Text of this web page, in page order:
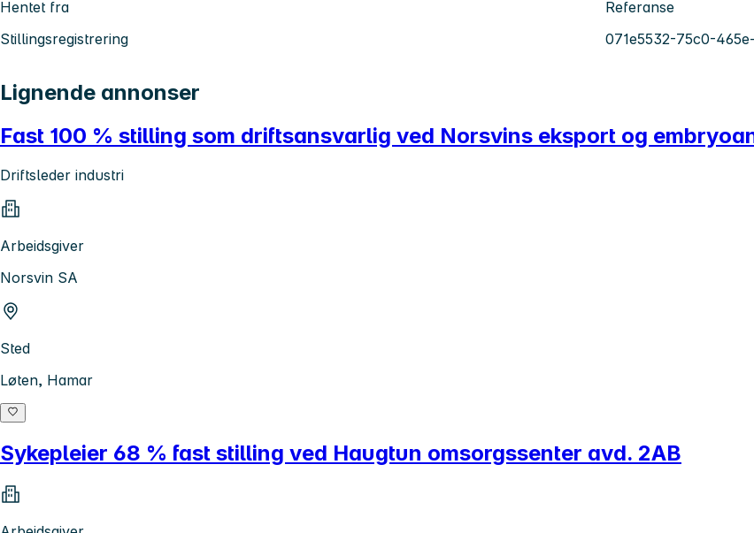
Hentet fra
Stillingsregistrering
Referanse
071e5532-75c0-
Lignende annonser
Fast 100 % stilling som driftsansvarlig ved Norsvins eksport og
Driftsleder industri
Arbeidsgiver
Norsvin SA
Sted
Løten, Hamar
Sykepleier 68 % fast stilling ved Haugtun omsorgssenter avd. 2AB